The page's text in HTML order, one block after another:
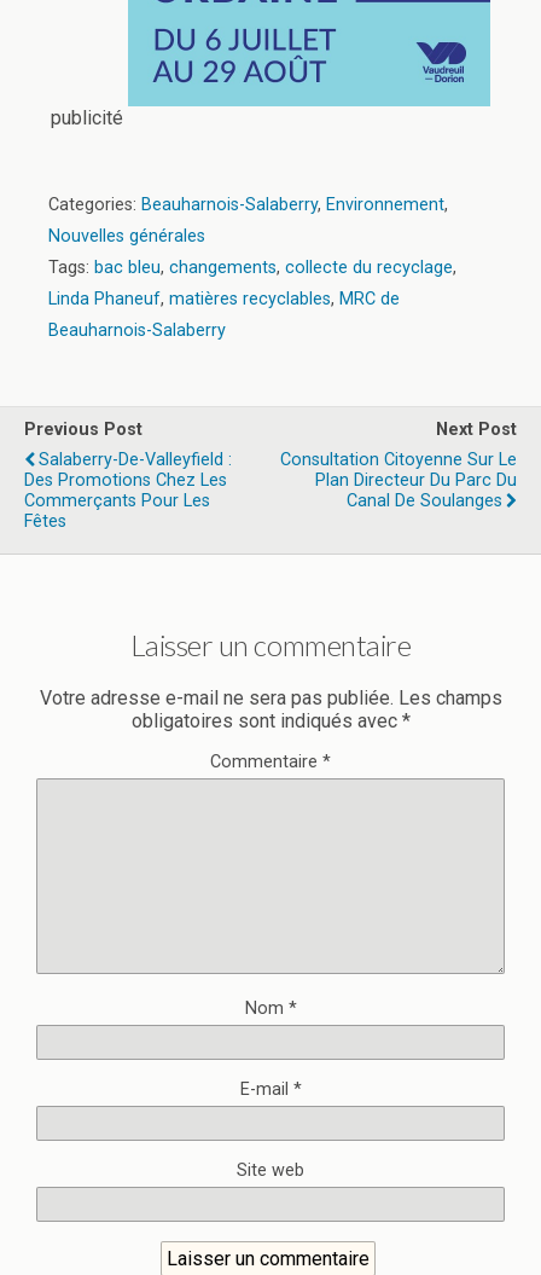
publicité
Categories: Beauharnois-Salaberry, Environnement,
Nouvelles générales
Tags: bac bleu, changements, collecte du recyclage,
Linda Phaneuf, matières recyclables, MRC de
Beauharnois-Salaberry
Previous Post
Salaberry-De-Valleyfield :
Des Promotions Chez Les
Commerçants Pour Les
Fêtes
Next Post
Consultation Citoyenne Sur Le
Plan Directeur Du Parc Du
Canal De Soulanges
Laisser un commentaire
Votre adresse e-mail ne sera pas publiée. Les champs
obligatoires sont indiqués avec *
Commentaire *
Nom *
E-mail *
Site web